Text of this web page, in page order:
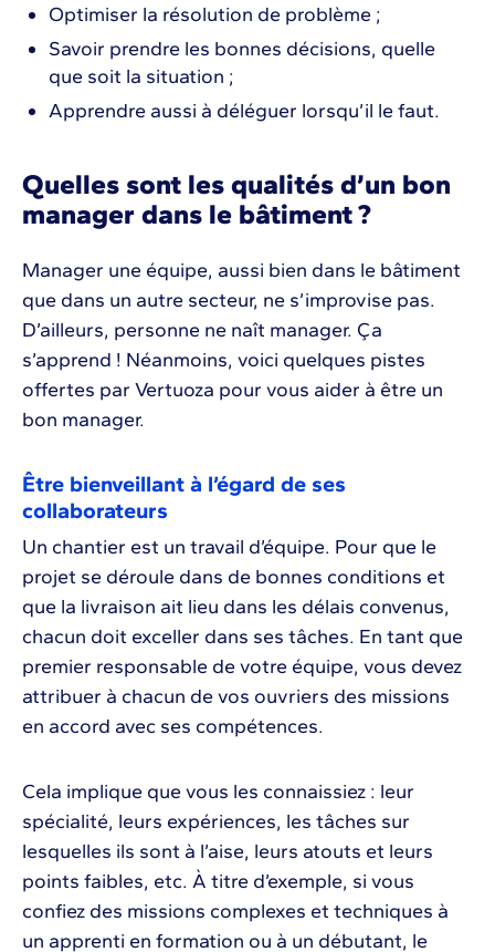
Optimiser la résolution de problème ;
Savoir prendre les bonnes décisions, quelle
que soit la situation ;
Apprendre aussi à déléguer lorsqu’il le faut.
Quelles sont les qualités d’un bon
manager dans le bâtiment ?
Manager une équipe, aussi bien dans le bâtiment
que dans un autre secteur, ne s’improvise pas.
D’ailleurs, personne ne naît manager. Ça
s’apprend ! Néanmoins, voici quelques pistes
offertes par Vertuoza pour vous aider à être un
bon manager.
Être bienveillant à l’égard de ses
collaborateurs
Un chantier est un travail d’équipe. Pour que le
projet se déroule dans de bonnes conditions et
que la livraison ait lieu dans les délais convenus,
chacun doit exceller dans ses tâches. En tant que
premier responsable de votre équipe, vous devez
attribuer à chacun de vos ouvriers des missions
en accord avec ses compétences.
Cela implique que vous les connaissiez : leur
spécialité, leurs expériences, les tâches sur
lesquelles ils sont à l’aise, leurs atouts et leurs
points faibles, etc. À titre d’exemple, si vous
confiez des missions complexes et techniques à
un apprenti en formation ou à un débutant, le